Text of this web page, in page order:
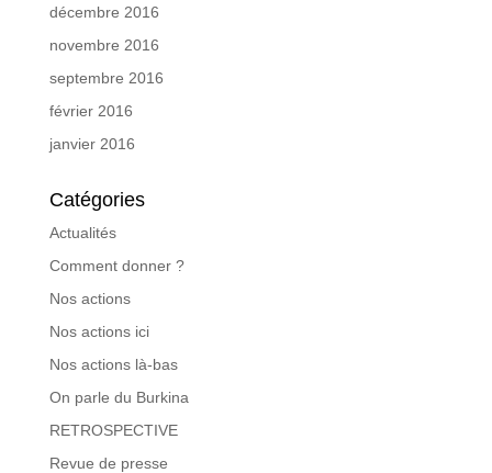
décembre 2016
novembre 2016
septembre 2016
février 2016
janvier 2016
Catégories
Actualités
Comment donner ?
Nos actions
Nos actions ici
Nos actions là-bas
On parle du Burkina
RETROSPECTIVE
Revue de presse